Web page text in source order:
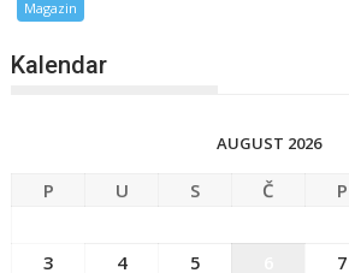
Magazin
Kalendar
AUGUST 2026
P U S Č P
3
4 5 7